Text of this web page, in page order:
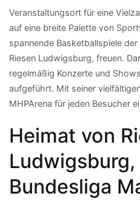
Veranstaltungsort für eine
auf eine breite Palette von
spannende Basketballspiele
Riesen Ludwigsburg, freuen.
regelmäßig Konzerte und
aufgeführt. Mit seiner
MHPArena für jeden Besucher
Heimat von
Bundesliga